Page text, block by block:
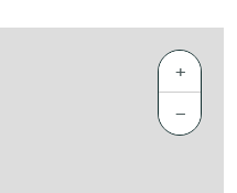
+
−